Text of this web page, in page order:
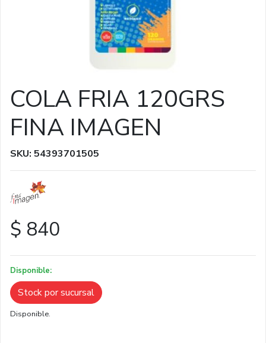
COLA FRIA 120GRS
FINA IMAGEN
SKU: 54393701505
$ 840
Disponible:
Stock por sucursal
Disponible.